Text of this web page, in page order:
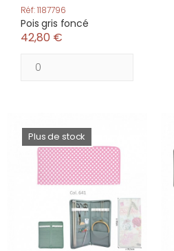
Réf: 1187796
Pois gris foncé
42,80 €
Plus de stock